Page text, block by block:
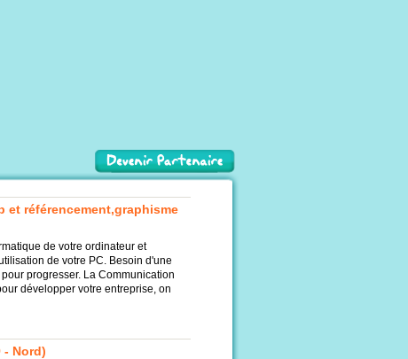
et référencement,graphisme
de votre ordinateur et
de votre PC. Besoin d'une
progresser. La Communication
développer votre entreprise, on
- Nord)